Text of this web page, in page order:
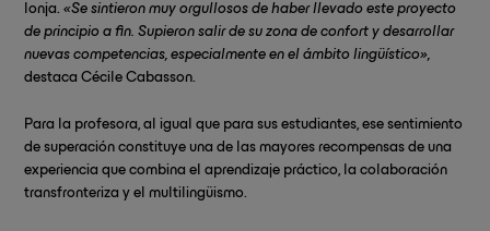
lonja. «Se sintieron muy orgullosos de haber llevado este proyecto
de principio a fin. Supieron salir de su zona de confort y desarrollar
nuevas competencias, especialmente en el ámbito lingüístico»,
destaca Cécile Cabasson.
Para la profesora, al igual que para sus estudiantes, ese sentimiento
de superación constituye una de las mayores recompensas de una
experiencia que combina el aprendizaje práctico, la colaboración
transfronteriza y el multilingüismo.